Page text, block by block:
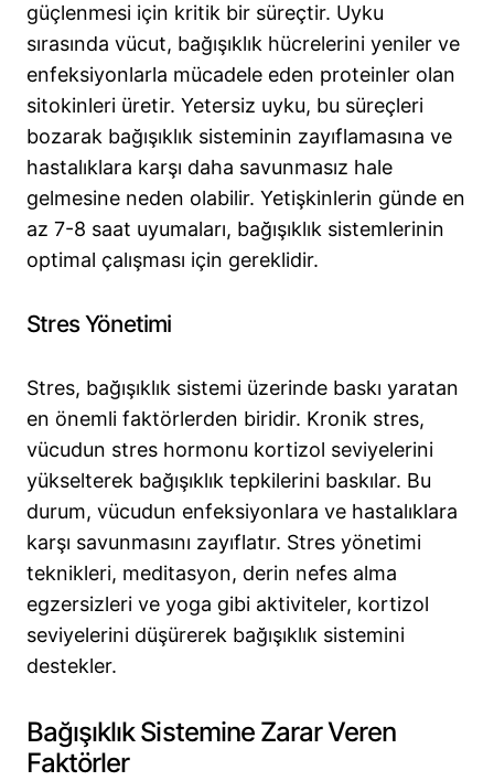
güçlenmesi için kritik bir süreçtir. Uyku
sırasında vücut, bağışıklık hücrelerini yeniler ve
enfeksiyonlarla mücadele eden proteinler olan
sitokinleri üretir. Yetersiz uyku, bu süreçleri
bozarak bağışıklık sisteminin zayıflamasına ve
hastalıklara karşı daha savunmasız hale
gelmesine neden olabilir. Yetişkinlerin günde en
az 7-8 saat uyumaları, bağışıklık sistemlerinin
optimal çalışması için gereklidir.
Stres Yönetimi
Stres, bağışıklık sistemi üzerinde baskı yaratan
en önemli faktörlerden biridir. Kronik stres,
vücudun stres hormonu kortizol seviyelerini
yükselterek bağışıklık tepkilerini baskılar. Bu
durum, vücudun enfeksiyonlara ve hastalıklara
karşı savunmasını zayıflatır. Stres yönetimi
teknikleri, meditasyon, derin nefes alma
egzersizleri ve yoga gibi aktiviteler, kortizol
seviyelerini düşürerek bağışıklık sistemini
destekler.
Bağışıklık Sistemine Zarar Veren
Faktörler